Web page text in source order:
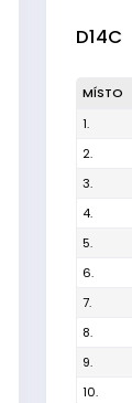
D14C
MÍSTO
1.
2.
3.
4.
5.
6.
7.
8.
9.
10.